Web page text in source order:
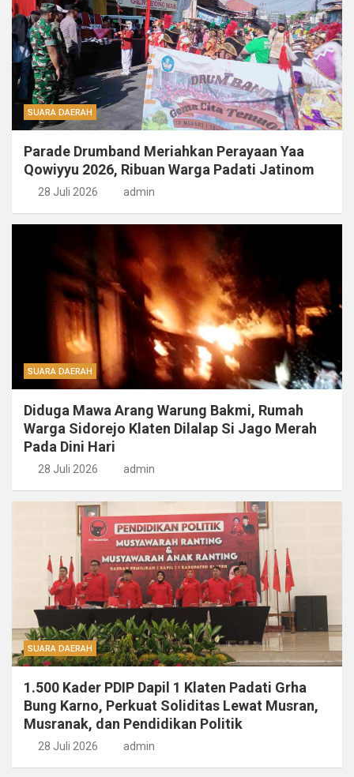
SUARA DAERAH
Parade Drumband Meriahkan Perayaan Yaa
Qowiyyu 2026, Ribuan Warga Padati Jatinom
28 Juli 2026 admin
SUARA DAERAH
Diduga Mawa Arang Warung Bakmi, Rumah
Warga Sidorejo Klaten Dilalap Si Jago Merah
Pada Dini Hari
28 Juli 2026 admin
SUARA DAERAH
1.500 Kader PDIP Dapil 1 Klaten Padati Grha
Bung Karno, Perkuat Soliditas Lewat Musran,
Musranak, dan Pendidikan Politik
28 Juli 2026 admin